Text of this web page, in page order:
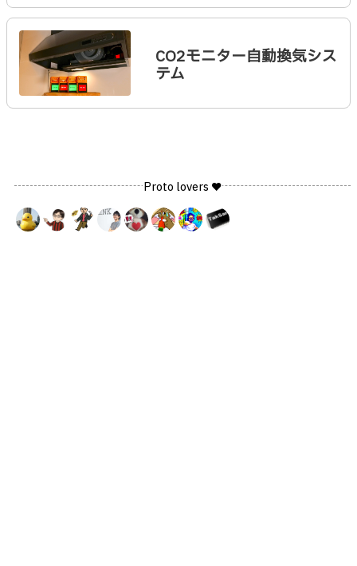
CO2モニター自動換気シス
テム
Proto lovers ♥